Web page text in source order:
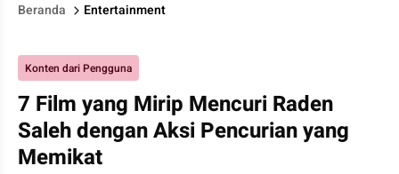
Beranda Entertainment
Konten dari Pengguna
7 Film yang Mirip Mencuri Raden
Saleh dengan Aksi Pencurian yang
Memikat